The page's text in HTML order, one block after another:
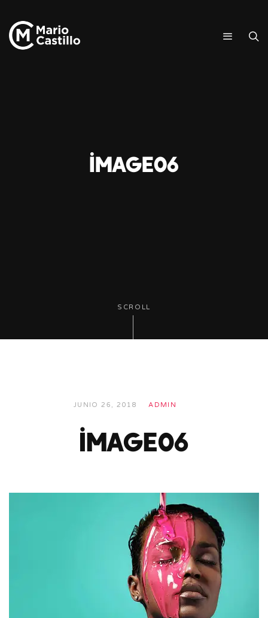
image06
SCROLL
JUNIO 26, 2018 ADMIN
image06